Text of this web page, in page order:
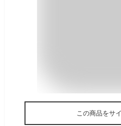
この商品をサ